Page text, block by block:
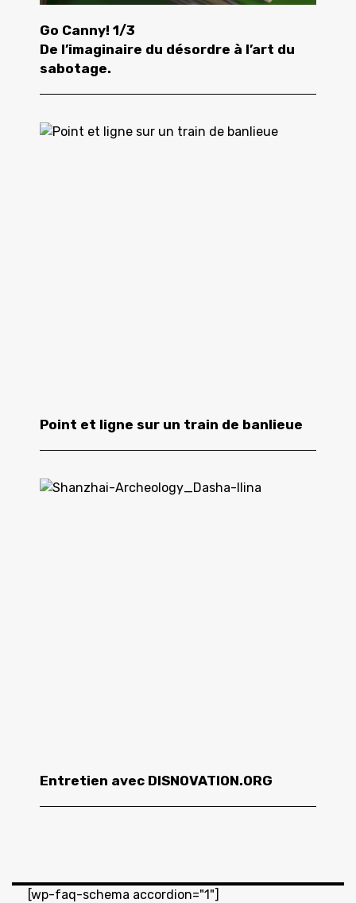
Go Canny! 1/3
De l’imaginaire du désordre à l’art du
sabotage.
Point et ligne sur un train de banlieue
Entretien avec DISNOVATION.ORG
[wp-faq-schema accordion="1"]